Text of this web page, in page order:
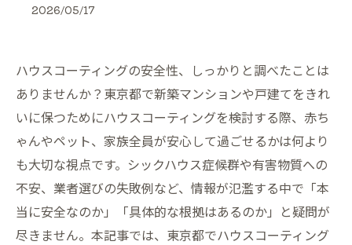
2026/05/17
ハウスコーティングの安全性、しっかりと調べたことは
ありませんか？東京都で新築マンションや戸建てをきれ
いに保つためにハウスコーティングを検討する際、赤ち
ゃんやペット、家族全員が安心して過ごせるかは何より
も大切な視点です。シックハウス症候群や有害物質への
不安、業者選びの失敗例など、情報が氾濫する中で「本
当に安全なのか」「具体的な根拠はあるのか」と疑問が
尽きません。本記事では、東京都でハウスコーティング